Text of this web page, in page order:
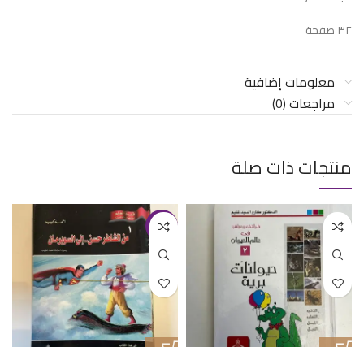
٣٢ صفحة
معلومات إضافية
مراجعات (0)
منتجات ذات صلة
-17%